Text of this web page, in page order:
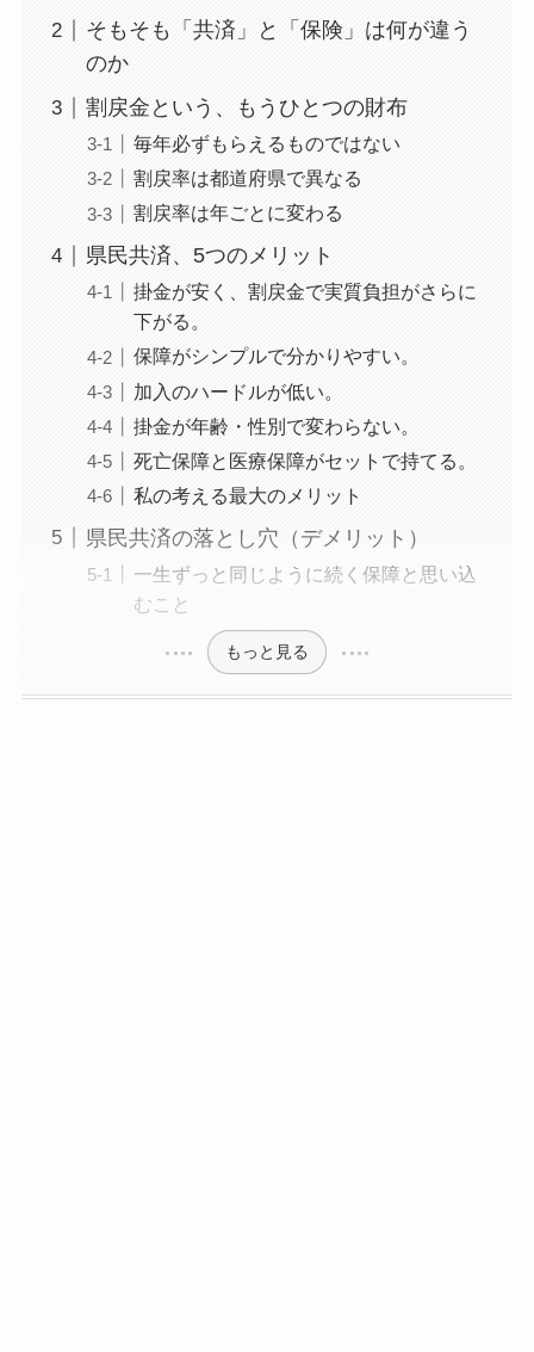
そもそも「共済」と「保険」は何が違う
のか
割戻金という、もうひとつの財布
毎年必ずもらえるものではない
割戻率は都道府県で異なる
割戻率は年ごとに変わる
県民共済、5つのメリット
掛金が安く、割戻金で実質負担がさらに
下がる。
保障がシンプルで分かりやすい。
加入のハードルが低い。
掛金が年齢・性別で変わらない。
死亡保障と医療保障がセットで持てる。
私の考える最大のメリット
県民共済の落とし穴（デメリット）
一生ずっと同じように続く保障と思い込
むこと
もっと見る